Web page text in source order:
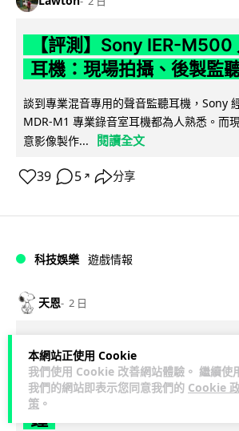
本網站正使用 Cookie
我們使用 Cookie 改善網站體驗。 繼續使
我們的網站即表示您同意我們的 Cookie
策 。
【評測】Sony IER-M500
耳機：現場拍攝、後製監
談到專業混音專用的聲音監聽耳機，Sony
MDR-M1 專業錄音室耳機都為人熟悉。而
意影像製作...
閱讀全文
39 5 ↗ 分享
科技娛樂 遊戲情報
天恩 2 日
《魔獸世界：至暗之夜》
克的詛咒」專訪：巢穴不
領門檻而設 《諸王之眠》
鐘